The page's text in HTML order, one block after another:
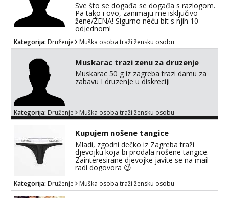
Sve što se događa se događa s razlogom.
Pa tako i ovo, zanimaju me isključivo
žene/ŽENA! Sigurno neću bit s njih 10
odjednom!
Kategorija: Druženje Muška osoba traži žensku osobu
Muskarac trazi zenu za druzenje
Muskarac 50 g iz zagreba trazi damu za
zabavu I druzenje u diskreciji
Kategorija: Druženje Muška osoba traži žensku osobu
Kupujem nošene tangice
Mladi, zgodni dečko iz Zagreba traži
djevojku koja bi prodala nošene tangice.
Zainteresirane djevojke javite se na mail
radi dogovora 😉
Kategorija: Druženje Muška osoba traži žensku osobu